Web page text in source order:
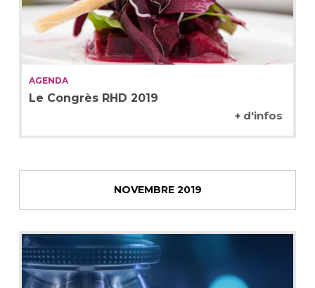
AGENDA
Le Congrès RHD 2019
+ d'infos
NOVEMBRE 2019